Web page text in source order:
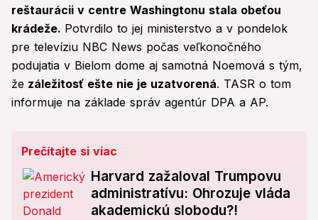
reštaurácii v centre Washingtonu stala obeťou
krádeže. Potvrdilo to jej ministerstvo a v pondelok
pre televíziu NBC News počas veľkonočného
podujatia v Bielom dome aj samotná Noemová s tým,
že záležitosť ešte nie je uzatvorená. TASR o tom
informuje na základe správ agentúr DPA a AP.
Prečítajte si viac
Harvard zažaloval Trumpovu
administratívu: Ohrozuje vláda
akademickú slobodu?!